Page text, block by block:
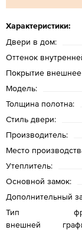
Характеристики:
Двери в дом:
Оттенок
Покрытие внешнее
Модель:
Толщина полотна:
Стиль двери:
Производитель:
Место
Утеплитель:
Основной замок:
Дополнительный
Тип
внешней